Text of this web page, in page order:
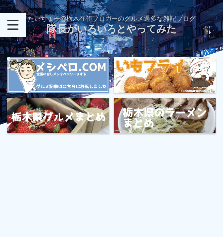
たいちょー@栃木在住ブロガーのグルメ過多な雑記ブログ
隊長がいろいろとやってみた